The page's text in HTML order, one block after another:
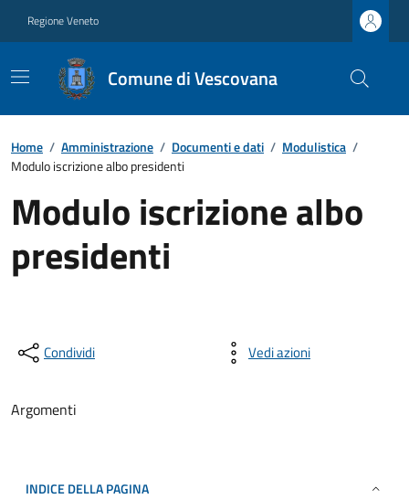
Regione Veneto
Comune di Vescovana
Home / Amministrazione / Documenti e dati / Modulistica /
Modulo iscrizione albo presidenti
Modulo iscrizione albo
presidenti
Condividi Vedi azioni
Argomenti
INDICE DELLA PAGINA